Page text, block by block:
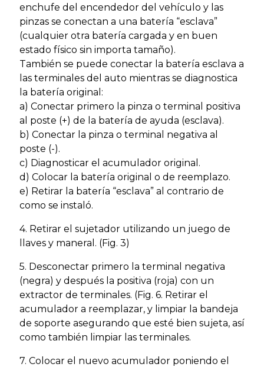
enchufe del encendedor del vehículo y las
pinzas se conectan a una batería “esclava”
(cualquier otra batería cargada y en buen
estado físico sin importa tamaño).
También se puede conectar la batería esclava a
las terminales del auto mientras se diagnostica
la batería original:
a) Conectar primero la pinza o terminal positiva
al poste (+) de la batería de ayuda (esclava).
b) Conectar la pinza o terminal negativa al
poste (-).
c) Diagnosticar el acumulador original.
d) Colocar la batería original o de reemplazo.
e) Retirar la batería “esclava” al contrario de
como se instaló.
4. Retirar el sujetador utilizando un juego de
llaves y maneral. (Fig. 3)
5. Desconectar primero la terminal negativa
(negra) y después la positiva (roja) con un
extractor de terminales. (Fig. 6. Retirar el
acumulador a reemplazar, y limpiar la bandeja
de soporte asegurando que esté bien sujeta, así
como también limpiar las terminales.
7. Colocar el nuevo acumulador poniendo el